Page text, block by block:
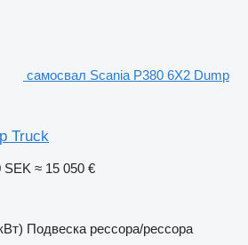
самосвал Scania P380 6X2 Dump
Truck
SEK ≈ 15 050 €
Подвеска рессора/рессора